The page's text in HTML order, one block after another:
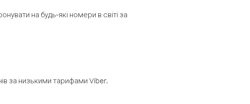
на будь-які номери в світі за
за низькими тарифами Viber.